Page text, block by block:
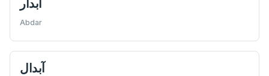
آبدار
Abdar
آبدال